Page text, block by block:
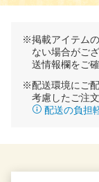
※掲載アイテム
ない場合がご
送情報欄をご
※配送環境にご
考慮したご注
配送の負担